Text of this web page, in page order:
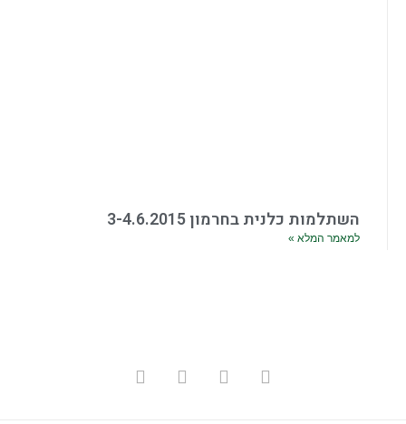
השתלמות כלנית בחרמון 3-4.6.2015
למאמר המלא »